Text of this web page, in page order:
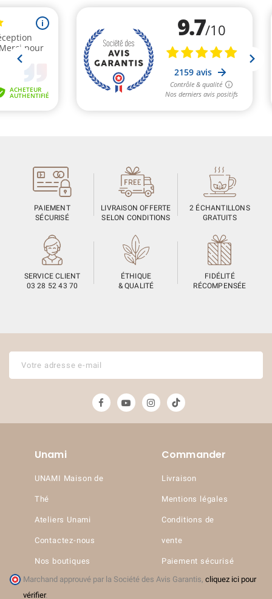
PAIEMENT
SÉCURISÉ
LIVRAISON OFFERTE
SELON CONDITIONS
2 ÉCHANTILLONS
GRATUITS
SERVICE CLIENT
03 28 52 43 70
ÉTHIQUE
& QUALITÉ
FIDÉLITÉ
RÉCOMPENSÉE
Unami
UNAMI Maison de
Thé
Ateliers Unami
Contactez-nous
Nos boutiques
Commander
Livraison
Mentions légales
Conditions de
vente
Paiement sécurisé
Marchand approuvé par la Société des Avis Garantis, cliquez ici pour
vérifier.